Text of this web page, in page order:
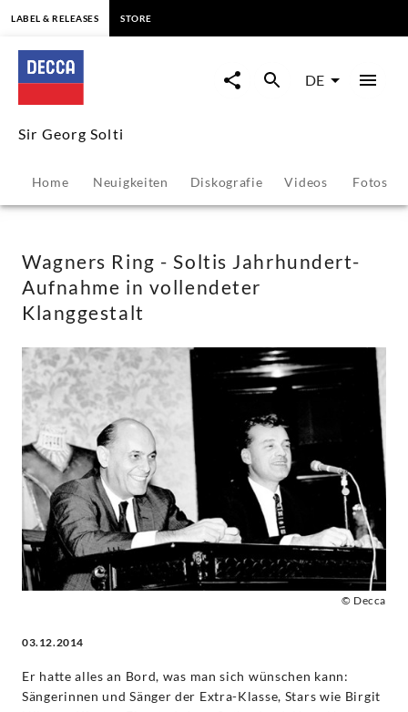
Wagners
Ring
Soltis
Jahrhundert-
Aufnahme
in
vollendeter
Klanggestalt
Sir
Georg
Solti
Decca
Classics
LABEL & RELEASES STORE
DE
Sir Georg Solti
Home Neuigkeiten Diskografie Videos Fotos
Wagners Ring - Soltis Jahrhundert-
Aufnahme in vollendeter
Klanggestalt
© Decca
03.12.2014
Er hatte alles an Bord, was man sich wünschen kann:
Sängerinnen und Sänger der Extra-Klasse, Stars wie Birgit